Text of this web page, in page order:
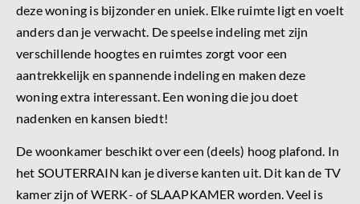
deze woning is bijzonder en uniek. Elke ruimte ligt en voelt
anders dan je verwacht. De speelse indeling met zijn
verschillende hoogtes en ruimtes zorgt voor een
aantrekkelijk en spannende indeling en maken deze
woning extra interessant. Een woning die jou doet
nadenken en kansen biedt!
De woonkamer beschikt over een (deels) hoog plafond. In
het SOUTERRAIN kan je diverse kanten uit. Dit kan de TV
kamer zijn of WERK- of SLAAPKAMER worden. Veel is